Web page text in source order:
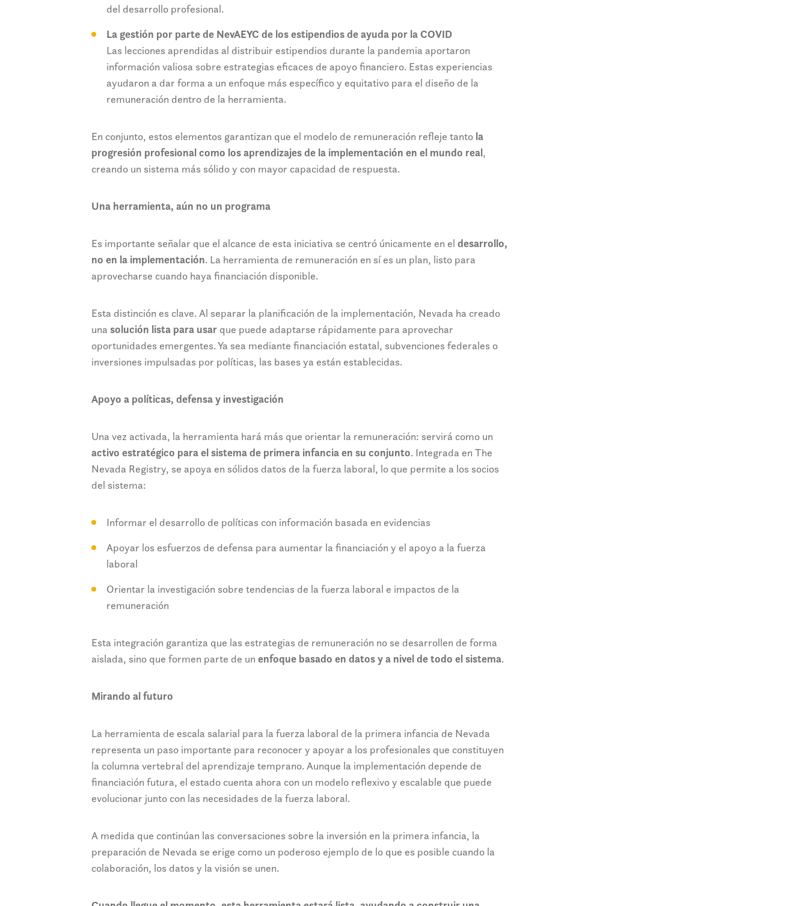
del desarrollo profesional.
La gestión por parte de NevAEYC de los estipendios de ayuda por la COVID
Las lecciones aprendidas al distribuir estipendios durante la pandemia aportaron
información valiosa sobre estrategias eficaces de apoyo financiero. Estas experiencias
ayudaron a dar forma a un enfoque más específico y equitativo para el diseño de la
remuneración dentro de la herramienta.
En conjunto, estos elementos garantizan que el modelo de remuneración refleje tanto la
progresión profesional como los aprendizajes de la implementación en el mundo real,
creando un sistema más sólido y con mayor capacidad de respuesta.
Una herramienta, aún no un programa
Es importante señalar que el alcance de esta iniciativa se centró únicamente en el desarrollo,
no en la implementación. La herramienta de remuneración en sí es un plan, listo para
aprovecharse cuando haya financiación disponible.
Esta distinción es clave. Al separar la planificación de la implementación, Nevada ha creado
una solución lista para usar que puede adaptarse rápidamente para aprovechar
oportunidades emergentes. Ya sea mediante financiación estatal, subvenciones federales o
inversiones impulsadas por políticas, las bases ya están establecidas.
Apoyo a políticas, defensa y investigación
Una vez activada, la herramienta hará más que orientar la remuneración: servirá como un
activo estratégico para el sistema de primera infancia en su conjunto. Integrada en The
Nevada Registry, se apoya en sólidos datos de la fuerza laboral, lo que permite a los socios
del sistema:
Informar el desarrollo de políticas con información basada en evidencias
Apoyar los esfuerzos de defensa para aumentar la financiación y el apoyo a la fuerza
laboral
Orientar la investigación sobre tendencias de la fuerza laboral e impactos de la
remuneración
Esta integración garantiza que las estrategias de remuneración no se desarrollen de forma
aislada, sino que formen parte de un enfoque basado en datos y a nivel de todo el sistema.
Mirando al futuro
La herramienta de escala salarial para la fuerza laboral de la primera infancia de Nevada
representa un paso importante para reconocer y apoyar a los profesionales que constituyen
la columna vertebral del aprendizaje temprano. Aunque la implementación depende de
financiación futura, el estado cuenta ahora con un modelo reflexivo y escalable que puede
evolucionar junto con las necesidades de la fuerza laboral.
A medida que continúan las conversaciones sobre la inversión en la primera infancia, la
preparación de Nevada se erige como un poderoso ejemplo de lo que es posible cuando la
colaboración, los datos y la visión se unen.